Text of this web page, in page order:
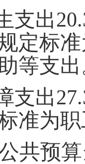
支出2
定标
等支
支出2
准为
共预